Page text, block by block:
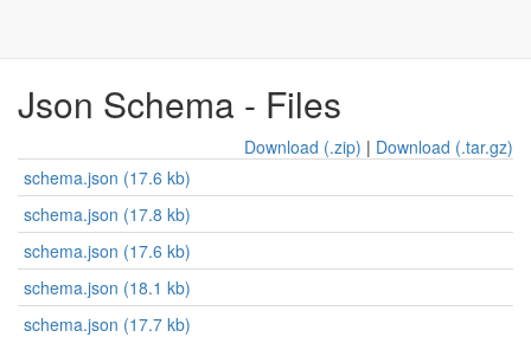
Json Schema - Files
Download (.zip) | Download (.tar.gz)
schema.json (17.6 kb)
schema.json (17.8 kb)
schema.json (17.6 kb)
schema.json (18.1 kb)
schema.json (17.7 kb)